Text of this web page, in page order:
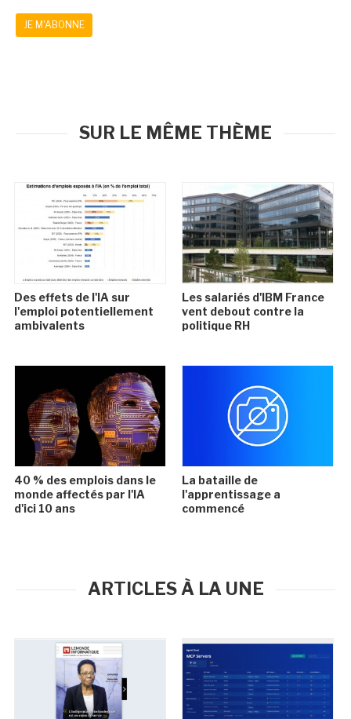
JE M'ABONNE
SUR LE MÊME THÈME
Des effets de l'IA sur
l'emploi potentiellement
ambivalents
Les salariés d'IBM France
vent debout contre la
politique RH
40 % des emplois dans le
monde affectés par l'IA
d'ici 10 ans
La bataille de
l'apprentissage a
commencé
ARTICLES À LA UNE